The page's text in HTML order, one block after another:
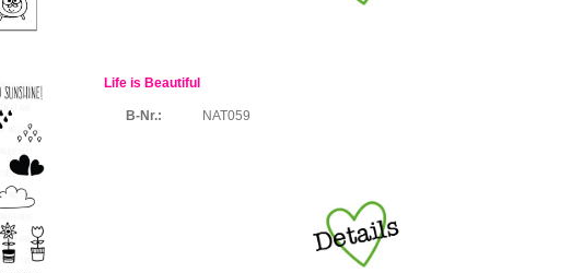
Life is Beautiful
B-Nr.: NAT059